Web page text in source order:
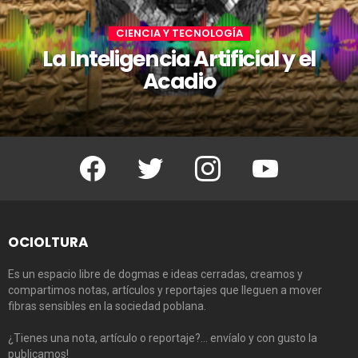
CIENCIA Y TECNOLOGÍA
La Inteligencia Artificial y el
Acadio
Facebook Twitter Instagram Youtube
OCIOLTURA
Es un espacio libre de dogmas e ideas cerradas, creamos y
compartimos notas, artículos y reportajes que lleguen a mover
fibras sensibles en la sociedad poblana.
¿Tienes una nota, artículo o reportaje?… envíalo y con gusto la
publicamos!